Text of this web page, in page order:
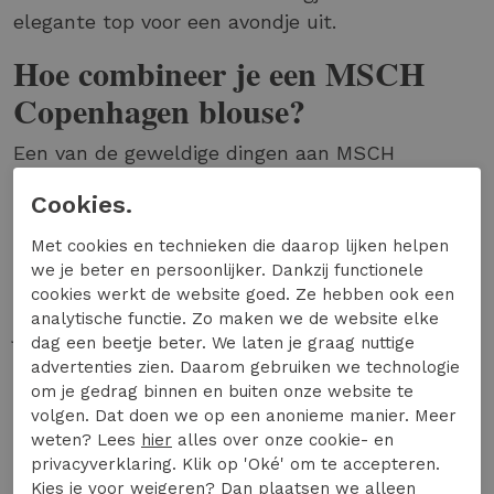
elegante top voor een avondje uit.
Hoe combineer je een MSCH
Copenhagen blouse?
Een van de geweldige dingen aan MSCH
kunt ze gemakkelijk combineren met
verschillende kledingstukken voor verschillende
looks. Probeer bijvoorbeeld eens een blouse met
een hoge hals te combineren met een strakke
jeansenlaarzenvoor een chique, maar toch
casual look. Of ga voor een blouse met een
opvallende print en combineer deze met een
eenvoudige zwarterok voor een stijlvolle,
elegante outfit.
Cookies.
Met cookies en technieken die daarop lijken helpen
we je beter en persoonlijker. Dankzij functionele
cookies werkt de website goed. Ze hebben ook een
analytische functie. Zo maken we de website elke
dag een beetje beter. We laten je graag nuttige
advertenties zien. Daarom gebruiken we technologie
om je gedrag binnen en buiten onze website te
volgen. Dat doen we op een anonieme manier. Meer
weten? Lees hier alles over onze cookie- en
privacyverklaring. Klik op 'Oké' om te accepteren.
Kies je voor weigeren? Dan plaatsen we alleen